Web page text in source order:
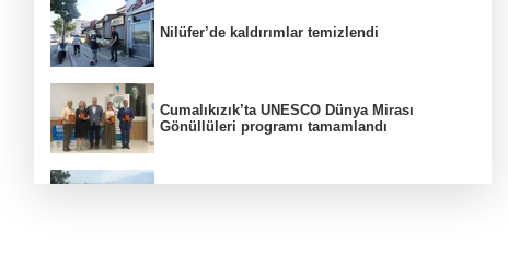
Nilüfer’de kaldırımlar temizlendi
Cumalıkızık’ta UNESCO Dünya Mirası
Gönüllüleri programı tamamlandı